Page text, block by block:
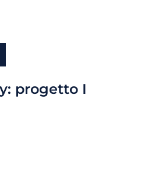
progetto I